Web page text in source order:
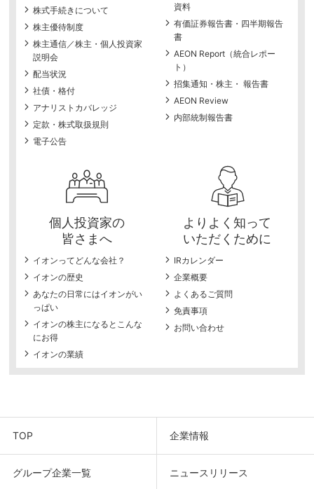
株式手続きについて
株主優待制度
株主通信／株主・個人投資家
説明会
配当状況
社債・格付
アナリストカバレッジ
定款・株式取扱規則
電子公告
資料
有価証券報告書・四半期報告
書
AEON Report（統合レポー
ト）
招集通知・株主・ 報告書
AEON Review
内部統制報告書
個人投資家の
皆さまへ
イオンってどんな会社？
イオンの歴史
あなたの日常にはイオンがい
っぱい
イオンの株主になるとこんな
にお得
イオンの業績
よりよく知って
いただくために
IRカレンダー
企業概要
よくあるご質問
免責事項
お問い合わせ
TOP 企業情報
グループ企業一覧 ニュースリリース